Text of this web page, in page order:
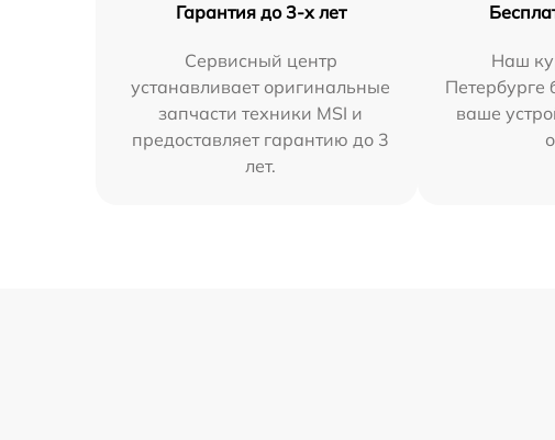
Гарантия до 3-х лет
Сервисный центр
устанавливает оригинальные
запчасти техники MSI и
предоставляет гарантию до 3
лет.
Наш
Петербурге
ваше